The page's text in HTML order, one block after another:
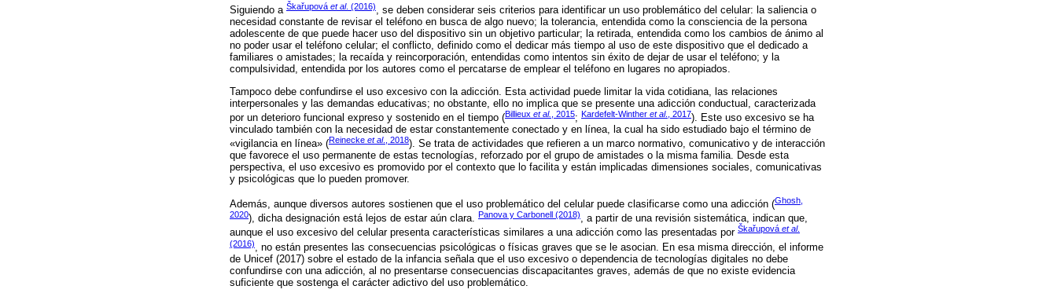
Siguiendo a Škařupová et al. (2016), se deben considerar seis criterios para identificar un uso problemático del celular: la saliencia o
necesidad constante de revisar el teléfono en busca de algo nuevo; la tolerancia, entendida como la consciencia de la persona
adolescente de que puede hacer uso del dispositivo sin un objetivo particular; la retirada, entendida como los cambios de ánimo al
no poder usar el teléfono celular; el conflicto, definido como el dedicar más tiempo al uso de este dispositivo que el dedicado a
familiares o amistades; la recaída y reincorporación, entendidas como intentos sin éxito de dejar de usar el teléfono; y la
compulsividad, entendida por los autores como el percatarse de emplear el teléfono en lugares no apropiados.
Tampoco debe confundirse el uso excesivo con la adicción. Esta actividad puede limitar la vida cotidiana, las relaciones
interpersonales y las demandas educativas; no obstante, ello no implica que se presente una adicción conductual, caracterizada
por un deterioro funcional expreso y sostenido en el tiempo (Billieux et al. , 2015; Kardefelt-Winther et al., 2017). Este uso excesivo se ha
vinculado también con la necesidad de estar constantemente conectado y en línea, la cual ha sido estudiado bajo el término de
«vigilancia en línea» (Reinecke et al., 2018). Se trata de actividades que refieren a un marco normativo, comunicativo y de interacción
que favorece el uso permanente de estas tecnologías, reforzado por el grupo de amistades o la misma familia. Desde esta
perspectiva, el uso excesivo es promovido por el contexto que lo facilita y están implicadas dimensiones sociales, comunicativas
y psicológicas que lo pueden promover.
Además, aunque diversos autores sostienen que el uso problemático del celular puede clasificarse como una adicción (Ghosh,
2020), dicha designación está lejos de estar aún clara. Panova y Carbonell (2018), a partir de una revisión sistemática, indican que,
aunque el uso excesivo del celular presenta características similares a una adicción como las presentadas por Škařupová et al.
(2016), no están presentes las consecuencias psicológicas o físicas graves que se le asocian. En esa misma dirección, el informe
de Unicef (2017) sobre el estado de la infancia señala que el uso excesivo o dependencia de tecnologías digitales no debe
confundirse con una adicción, al no presentarse consecuencias discapacitantes graves, además de que no existe evidencia
suficiente que sostenga el carácter adictivo del uso problemático.